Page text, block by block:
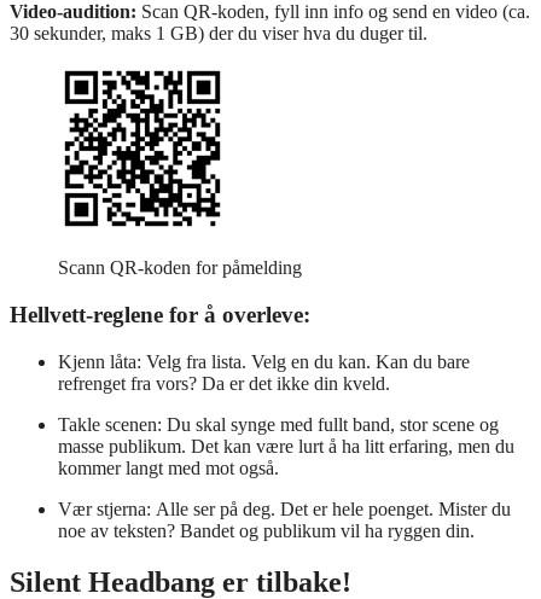
Video-audition: Scan QR-koden, fyll inn info og send en video (ca.
30 sekunder, maks 1 GB) der du viser hva du duger til.
Scann QR-koden for påmelding
Hellvett-reglene for å overleve:
Kjenn låta: Velg fra lista. Velg en du kan. Kan du bare
refrenget fra vors? Da er det ikke din kveld.
Takle scenen: Du skal synge med fullt band, stor scene og
masse publikum. Det kan være lurt å ha litt erfaring, men du
kommer langt med mot også.
Vær stjerna: Alle ser på deg. Det er hele poenget. Mister du
noe av teksten? Bandet og publikum vil ha ryggen din.
Silent Headbang er tilbake!